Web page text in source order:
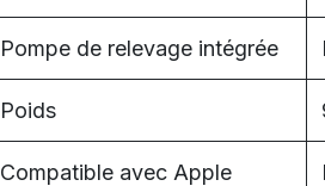
Pompe de relevage intégrée
Poids
Compatible avec Apple